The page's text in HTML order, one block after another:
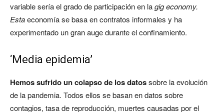
variable sería el grado de participación en lagig economy.
Estaeconomía se basa en contratos informales y ha
experimentado un gran auge durante el confinamiento.
‘Media epidemia’
Hemos sufrido un colapso de los datossobre la evolución
de la pandemia. Todos ellos se basan en datos sobre
contagios, tasa de reproducción, muertes causadas por el